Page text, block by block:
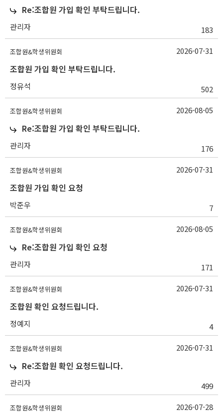
Re:조합원 가입 확인 부탁드립니다.
관리자 183
조합원&학생위원회
조합원 가입 확인 부탁드립니다.
정유석 502
2026-07-31
조합원&학생위원회
Re:조합원 가입 확인 부탁드립니다.
관리자 176
2026-08-05
조합원&학생위원회
조합원 가입 확인 요청
박준우 7
2026-07-31
조합원&학생위원회
Re:조합원 가입 확인 요청
관리자 171
2026-08-05
조합원&학생위원회
조합원 확인 요청드립니다.
정예지 4
2026-07-31
조합원&학생위원회
Re:조합원 확인 요청드립니다.
관리자 499
2026-07-31
조합원&학생위원회 2026-07-28